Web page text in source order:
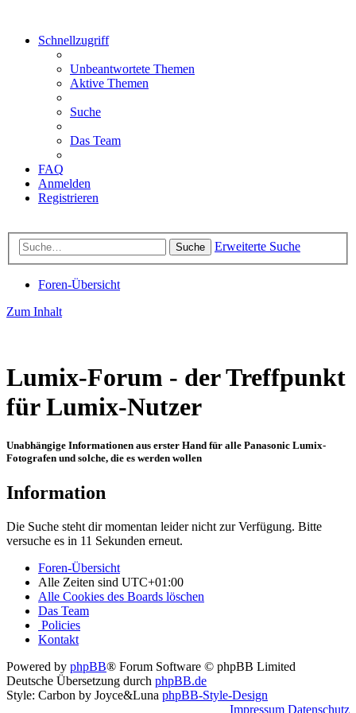
Schnellzugriff
Unbeantwortete Themen
Aktive Themen
Suche
Das Team
FAQ
Anmelden
Registrieren
Suche Erweiterte Suche
Foren-Übersicht
Zum Inhalt
Lumix-Forum - der Treffpunkt
für Lumix-Nutzer
Unabhängige Informationen aus erster Hand für alle Panasonic Lumix-
Fotografen und solche, die es werden wollen
Information
Die Suche steht dir momentan leider nicht zur Verfügung. Bitte
versuche es in 11 Sekunden erneut.
Foren-Übersicht
Alle Zeiten sind UTC+01:00
Alle Cookies des Boards löschen
Das Team
Policies
Kontakt
Powered by phpBB® Forum Software © phpBB Limited
Deutsche Übersetzung durch phpBB.de
Style: Carbon by Joyce&Luna phpBB-Style-Design
Impressum Datenschutz